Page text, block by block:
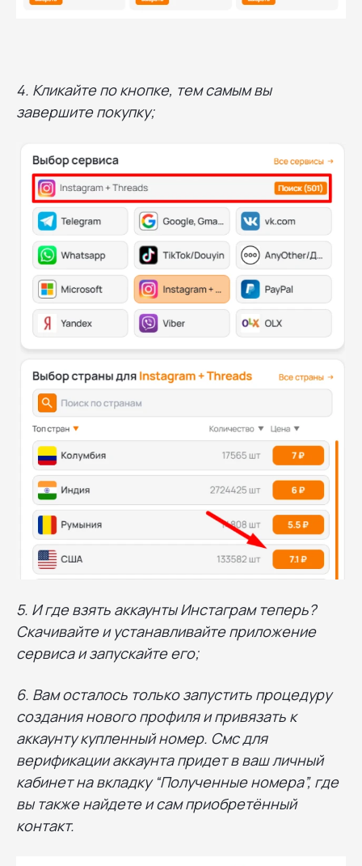
4. Кликайте по кнопке, тем самым вы
завершите покупку;
5. И где взять аккаунты Инстаграм теперь?
Скачивайте и устанавливайте приложение
сервиса и запускайте его;
6. Вам осталось только запустить процедуру
создания нового профиля и привязать к
аккаунту купленный номер. Смс для
верификации аккаунта придет в ваш личный
кабинет на вкладку “Полученные номера”, где
вы также найдете и сам приобретённый
контакт.